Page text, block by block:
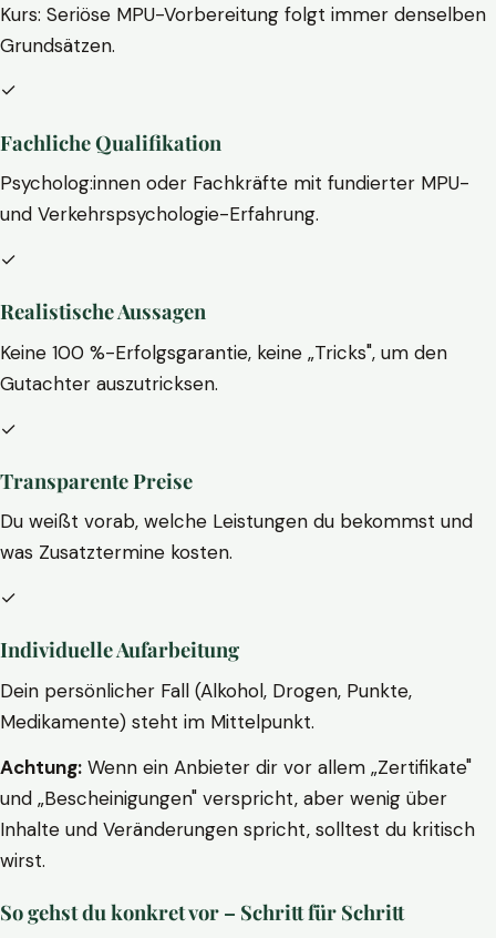
Kurs: Seriöse MPU-Vorbereitung folgt immer denselben
Grundsätzen.
✓
Fachliche Qualifikation
Psycholog:innen oder Fachkräfte mit fundierter MPU-
und Verkehrspsychologie-Erfahrung.
✓
Realistische Aussagen
Keine 100 %-Erfolgsgarantie, keine „Tricks", um den
Gutachter auszutricksen.
✓
Transparente Preise
Du weißt vorab, welche Leistungen du bekommst und
was Zusatztermine kosten.
✓
Individuelle Aufarbeitung
Dein persönlicher Fall (Alkohol, Drogen, Punkte,
Medikamente) steht im Mittelpunkt.
Achtung: Wenn ein Anbieter dir vor allem „Zertifikate"
und „Bescheinigungen" verspricht, aber wenig über
Inhalte und Veränderungen spricht, solltest du kritisch
wirst.
So gehst du konkret vor – Schritt für Schritt